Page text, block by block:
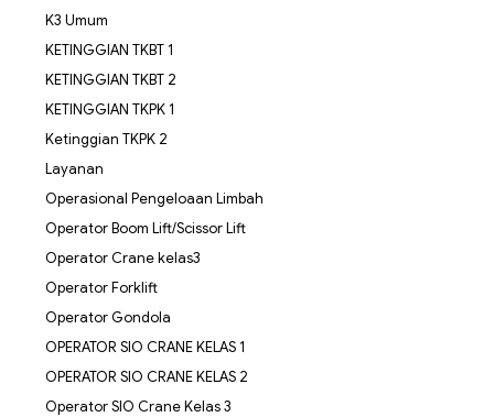
K3 Umum
KETINGGIAN TKBT 1
KETINGGIAN TKBT 2
KETINGGIAN TKPK 1
Ketinggian TKPK 2
Layanan
Operasional Pengeloaan Limbah
Operator Boom Lift/Scissor Lift
Operator Crane kelas3
Operator Forklift
Operator Gondola
OPERATOR SIO CRANE KELAS 1
OPERATOR SIO CRANE KELAS 2
Operator SIO Crane Kelas 3